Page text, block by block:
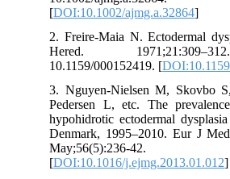
وزیبایی کودک تا حد زیادی
دیسپلازی هیپوهیدروتیک،
دهان، پروتز متحرک
دکتر فاطمه معظمی،
[DOI:10.1002/ajmg.a.32864
2. Freire-Maia N. Ectodermal
Hered.
10.1159/000152419. [
3. Nguyen-Nielsen M, Skovbo
Pedersen L, etc. The
hypohidrotic ectodermal
Denmark, 1995–2010. Eur J
May;56(5):236-42.
[DOI:10.1016/j.ejmg.2013.01.012